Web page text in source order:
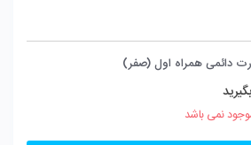
دائمی همراه اول (صفر)
موجود نمی باشد